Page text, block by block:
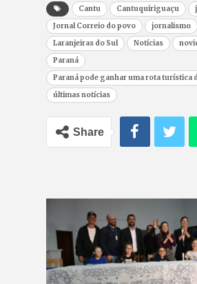
Cantu Cantuquiriguaçu
Jornal Correio do povo
jornalismo
Laranjeiras do Sul
Notícias
Paraná
Paraná pode ganhar uma rota turística
últimas notícias
Share